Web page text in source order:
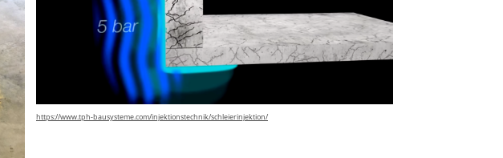
https://www.tph-bausysteme.com/injektionstechnik/schleierinjektion/